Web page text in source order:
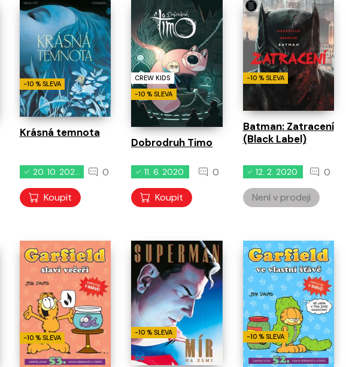
příběhy
0 0 11. 8. 2026
-10 % SLEVA
Krásná temnota
20. 10. 2020
0
Koupit
CREW KIDS
-10 % SLEVA
Dobrodruh Timo
11. 6. 2020
0
Koupit
-10 % SLEVA
Batman: Zatracení
(Black Label)
12. 2. 2020
0
Není v prodeji
-10 % SLEVA
-10 % SLEVA
-10 % SLEVA